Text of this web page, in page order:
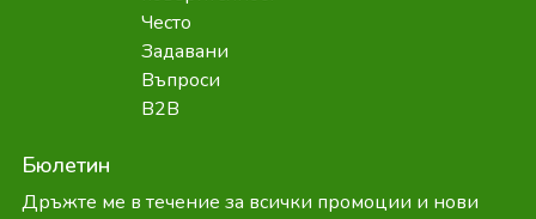
Често
Задавани
Въпроси
B2B
Бюлетин
Дръжте ме в течение за всички промоции и нови